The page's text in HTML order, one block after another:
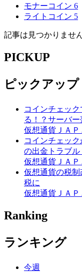
モナーコイン 6
ライトコイン 5
記事は見つかりませ
PICKUP
ピックアップ
コインチェッ
る！？サーバ
仮想通貨ＪＡＰ
コインチェッ
の出金トラブル
仮想通貨ＪＡＰ
仮想通貨の税制
税に
仮想通貨ＪＡＰ
Ranking
ランキング
今週